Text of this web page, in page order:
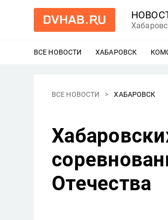
ВСЕ НОВОСТИ ХАБАРОВСК ЕЩЕ
ВСЕ НОВОСТИ ХАБАРОВСК
Отечества